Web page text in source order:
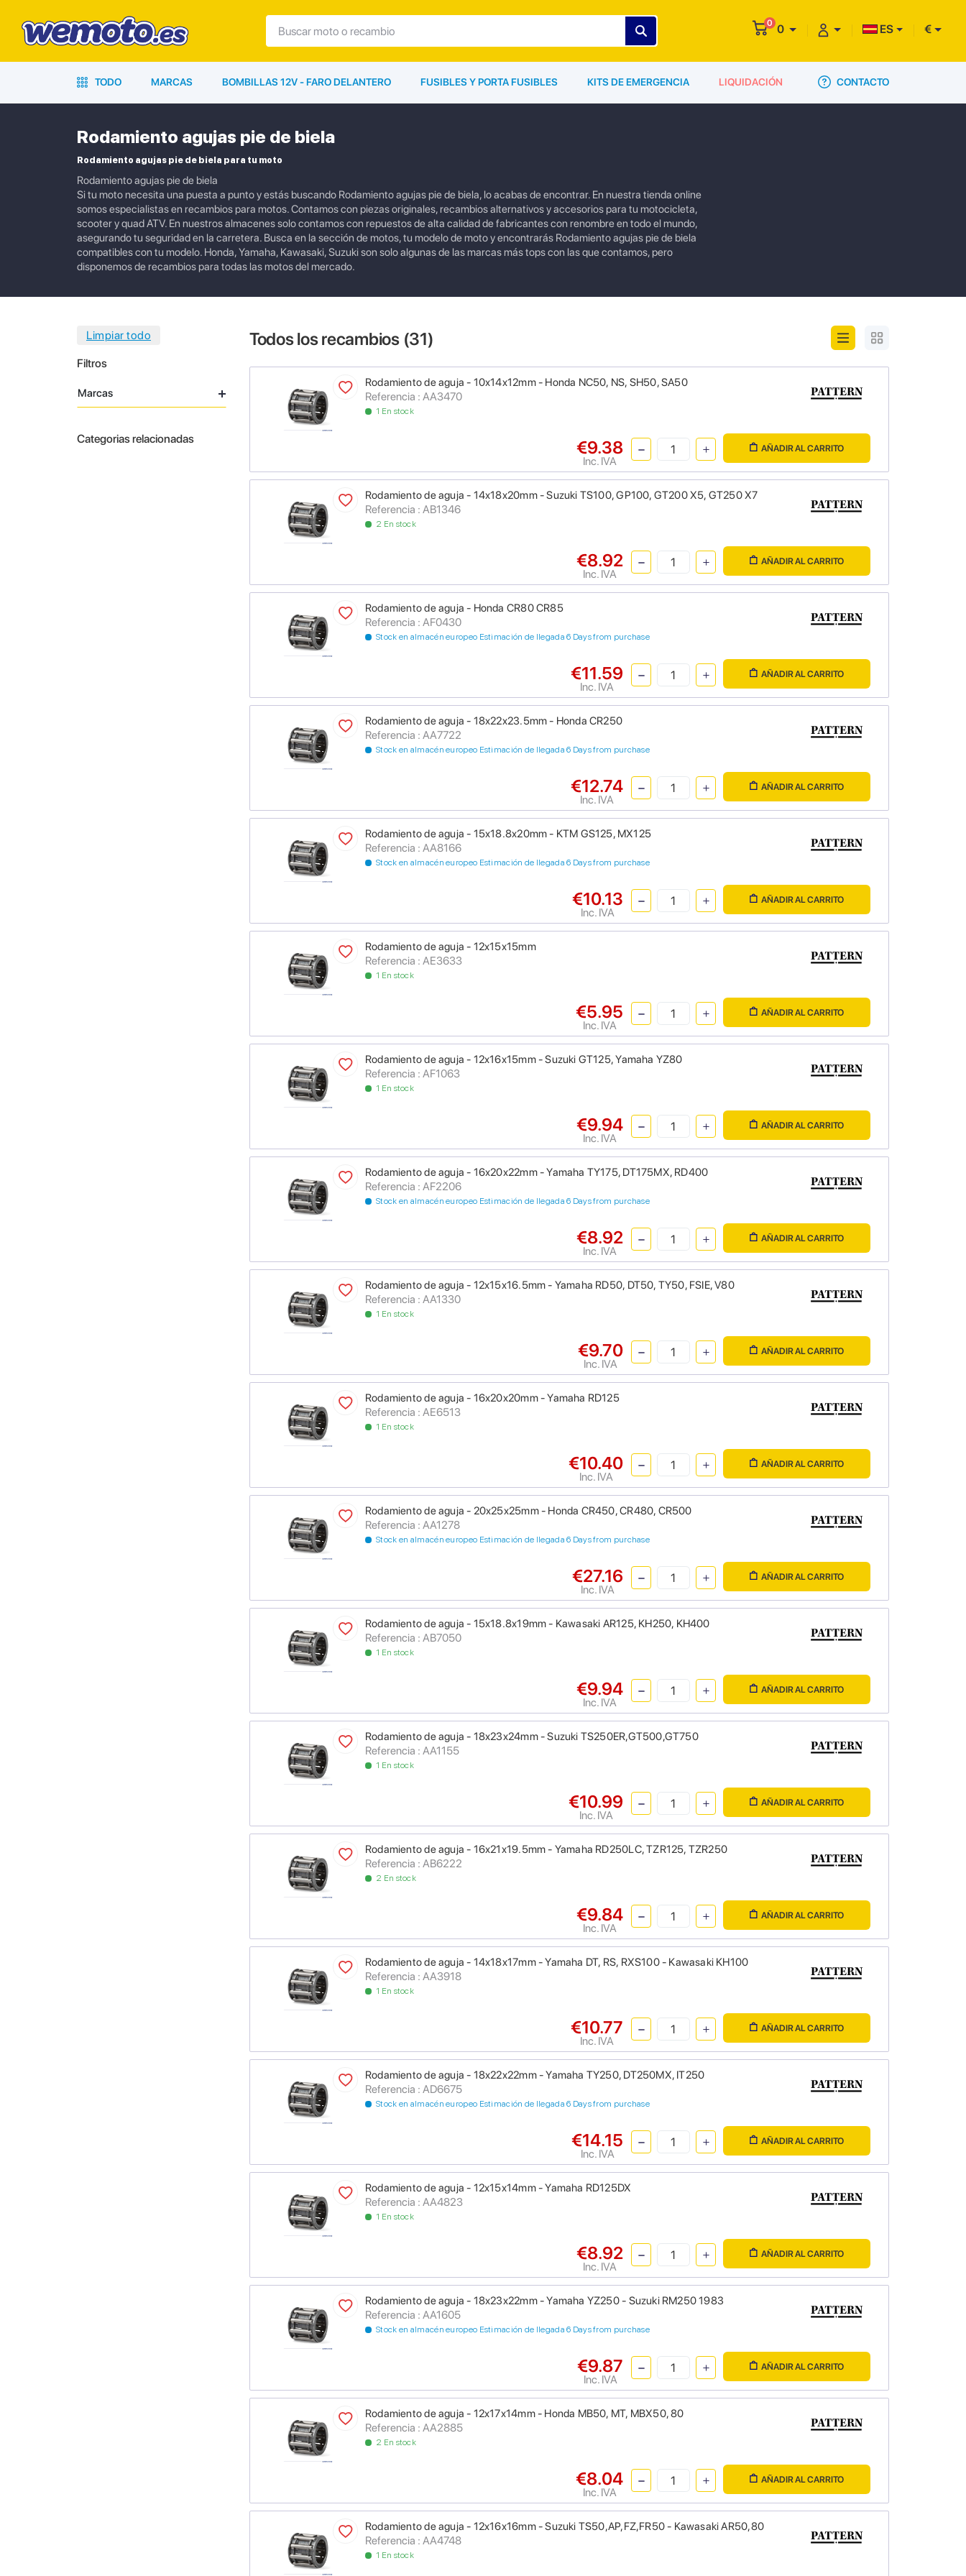
0 0 ES €
TODO MARCAS BOMBILLAS 12V - FARO DELANTERO FUSIBLES Y PORTA FUSIBLES KITS DE EMERGENCIA LIQUIDACIÓN CONTACTO
Rodamiento agujas pie de biela
Rodamiento agujas pie de biela para tu moto
Rodamiento agujas pie de biela
Si tu moto necesita una puesta a punto y estás buscando Rodamiento agujas pie de biela, lo acabas de encontrar. En nuestra tienda online
somos especialistas en recambios para motos. Contamos con piezas originales, recambios alternativos y accesorios para tu motocicleta,
scooter y quad ATV. En nuestros almacenes solo contamos con repuestos de alta calidad de fabricantes con renombre en todo el mundo,
asegurando tu seguridad en la carretera. Busca en la sección de motos, tu modelo de moto y encontrarás Rodamiento agujas pie de biela
compatibles con tu modelo. Honda, Yamaha, Kawasaki, Suzuki son solo algunas de las marcas más tops con las que contamos, pero
disponemos de recambios para todas las motos del mercado.
Filtros
Marcas
Categorias relacionadas
Todos los recambios (31)
Rodamiento de aguja - 10x14x12mm - Honda NC50, NS, SH50, SA50
Referencia : AA3470
1 En stock
€9.38
Inc. IVA
AÑADIR AL CARRITO
Rodamiento de aguja - 14x18x20mm - Suzuki TS100, GP100, GT200 X5, GT250 X7
Referencia : AB1346
2 En stock
€8.92
Inc. IVA
AÑADIR AL CARRITO
Rodamiento de aguja - Honda CR80 CR85
Referencia : AF0430
Stock en almacén europeo Estimación de llegada 6 Days from purchase
€11.59
Inc. IVA
AÑADIR AL CARRITO
Rodamiento de aguja - 18x22x23.5mm - Honda CR250
Referencia : AA7722
Stock en almacén europeo Estimación de llegada 6 Days from purchase
€12.74
Inc. IVA
AÑADIR AL CARRITO
Rodamiento de aguja - 15x18.8x20mm - KTM GS125, MX125
Referencia : AA8166
Stock en almacén europeo Estimación de llegada 6 Days from purchase
€10.13
Inc. IVA
AÑADIR AL CARRITO
Rodamiento de aguja - 12x15x15mm
Referencia : AE3633
1 En stock
€5.95
Inc. IVA
AÑADIR AL CARRITO
Rodamiento de aguja - 12x16x15mm - Suzuki GT125, Yamaha YZ80
Referencia : AF1063
1 En stock
€9.94
Inc. IVA
AÑADIR AL CARRITO
Rodamiento de aguja - 16x20x22mm - Yamaha TY175, DT175MX, RD400
Referencia : AF2206
Stock en almacén europeo Estimación de llegada 6 Days from purchase
€8.92
Inc. IVA
AÑADIR AL CARRITO
Rodamiento de aguja - 12x15x16.5mm - Yamaha RD50, DT50, TY50, FSIE, V80
Referencia : AA1330
1 En stock
€9.70
Inc. IVA
AÑADIR AL CARRITO
Rodamiento de aguja - 16x20x20mm - Yamaha RD125
Referencia : AE6513
1 En stock
€10.40
Inc. IVA
AÑADIR AL CARRITO
Rodamiento de aguja - 20x25x25mm - Honda CR450, CR480, CR500
Referencia : AA1278
Stock en almacén europeo Estimación de llegada 6 Days from purchase
€27.16
Inc. IVA
AÑADIR AL CARRITO
Rodamiento de aguja - 15x18.8x19mm - Kawasaki AR125, KH250, KH400
Referencia : AB7050
1 En stock
€9.94
Inc. IVA
AÑADIR AL CARRITO
Rodamiento de aguja - 18x23x24mm - Suzuki TS250ER,GT500,GT750
Referencia : AA1155
1 En stock
€10.99
Inc. IVA
AÑADIR AL CARRITO
Rodamiento de aguja - 16x21x19.5mm - Yamaha RD250LC, TZR125, TZR250
Referencia : AB6222
2 En stock
€9.84
Inc. IVA
AÑADIR AL CARRITO
Rodamiento de aguja - 14x18x17mm - Yamaha DT, RS, RXS100 - Kawasaki KH100
Referencia : AA3918
1 En stock
€10.77
Inc. IVA
AÑADIR AL CARRITO
Rodamiento de aguja - 18x22x22mm - Yamaha TY250, DT250MX, IT250
Referencia : AD6675
Stock en almacén europeo Estimación de llegada 6 Days from purchase
€14.15
Inc. IVA
AÑADIR AL CARRITO
Rodamiento de aguja - 12x15x14mm - Yamaha RD125DX
Referencia : AA4823
1 En stock
€8.92
Inc. IVA
AÑADIR AL CARRITO
Rodamiento de aguja - 18x23x22mm - Yamaha YZ250 - Suzuki RM250 1983
Referencia : AA1605
Stock en almacén europeo Estimación de llegada 6 Days from purchase
€9.87
Inc. IVA
AÑADIR AL CARRITO
Rodamiento de aguja - 12x17x14mm - Honda MB50, MT, MBX50, 80
Referencia : AA2885
2 En stock
€8.04
Inc. IVA
AÑADIR AL CARRITO
Rodamiento de aguja - 12x16x16mm - Suzuki TS50,AP,FZ,FR50 - Kawasaki AR50,80
Referencia : AA4748
1 En stock